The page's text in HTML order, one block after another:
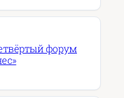
форум